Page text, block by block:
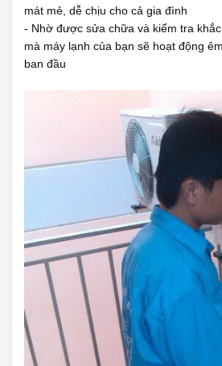
mát mẻ, dễ chịu cho cả gia đình
- Nhờ được sửa chữa và kiểm tra
mà máy lạnh của bạn sẽ hoạt động
ban đầu